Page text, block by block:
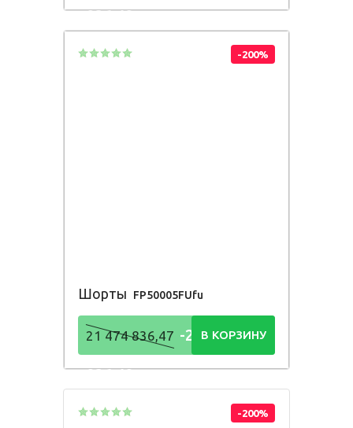
836,48Р
-200%
Шорты FP50005FUfu
21 474 836,47 -21 474
836,48Р
В КОРЗИНУ
-200%